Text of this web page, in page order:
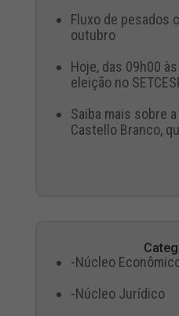
Fluxo de pesados
outubro
Hoje, das 09h00
eleição no
Saiba mais sobre
Castello Branco,
-Núcleo
-Núcleo Jurídico